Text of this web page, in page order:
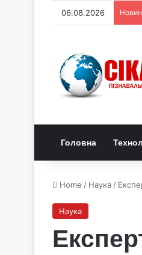
06.08.2026
Головна
Home / Наука /
Наука